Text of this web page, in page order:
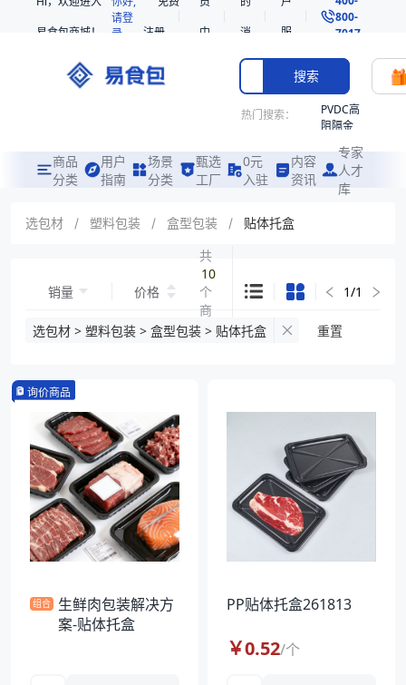
易食包商城！
请登
录
注册
中
消
息
服
务
800-
7017
搜索
热门搜索：
PVDC高
阻隔金
共挤热
收缩袋
221360
烤箱袋
袋
拉伸膜
商品
分类
用户
指南
场景
分类
甄选
工厂
0元
入驻
内容
资讯
专家
人才
库
选包材 / 塑料包装 / 盒型包装 / 贴体托盒
销量 价格
共
10
个
商
品
1/1
选包材 > 塑料包装 > 盒型包装 > 贴体托盒 重置
询价商品
组合 生鲜肉包装解决方
案-贴体托盒
PP贴体托盒261813
￥0.52/个